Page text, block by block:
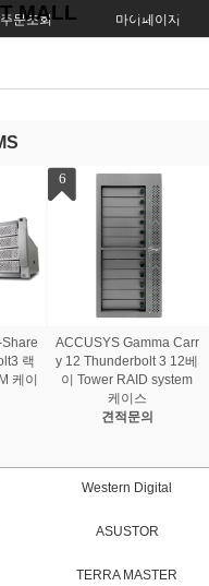
주문조회 마이페이지
MALL
PRO
어 나
3
테라마스터 F4-424 MAX
4베이 인텔 I5 10 CORE
나스 NAS
1,782,000원
Western Digital
ASUSTOR
TERRA MASTER